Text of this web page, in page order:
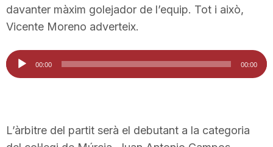
davanter màxim golejador de l’equip. Tot i això,
Vicente Moreno adverteix.
Reproductor
d'àudio
00:00 00:00
L’àrbitre del partit serà el debutant a la categoria